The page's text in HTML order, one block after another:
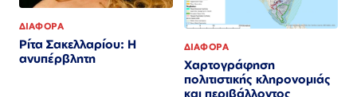
ΔΙΑΦΟΡΑ
Ρίτα Σακελλαρίου: Η
ανυπέρβλητη
ΔΙΑΦΟΡΑ
Χαρτογράφηση
πολιτιστικής κληρονομιάς
και περιβάλλοντος